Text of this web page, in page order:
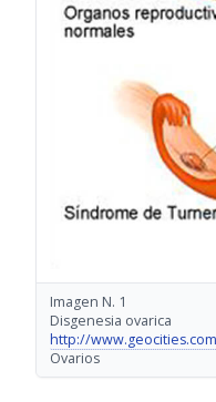
Imagen N. 1
Disgenesia ovarica
http://
Ovarios